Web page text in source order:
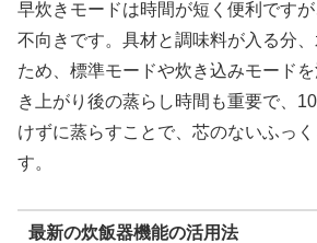
早炊きモードは時間が短く便利です
不向きです。具材と調味料が入る分
ため、標準モードや炊き込みモード
き上がり後の蒸らし時間も重要で、
けずに蒸らすことで、芯のないふっ
す。
最新の炊飯器機能の活用法